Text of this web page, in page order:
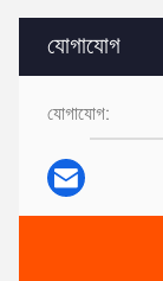
যোগাযোগ
যোগাযোগ: